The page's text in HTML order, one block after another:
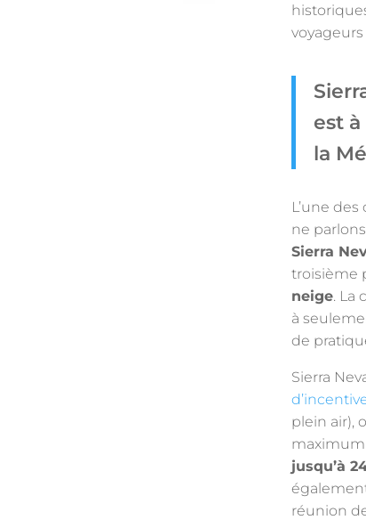
est
la
L’une
ne
Sierra
troisième
neige. La
à
de
Sierra
plein air),
jusqu’à
réunion